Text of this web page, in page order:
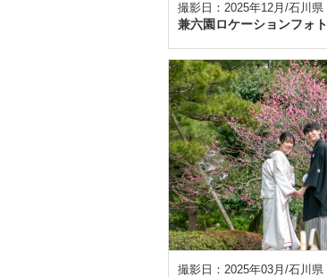
撮影日：2025年12月/石川県
兼六園ロケーションフォト
撮影日：2025年03月/石川県